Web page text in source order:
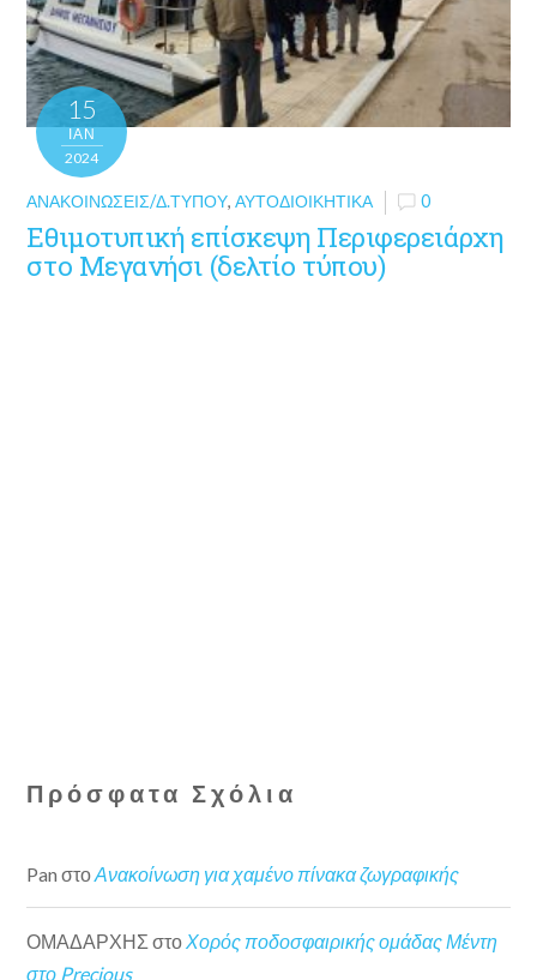
15
ΙΑΝ
2024
ΑΝΑΚΟΙΝΏΣΕΙΣ/Δ.ΤΎΠΟΥ,ΑΥΤΟΔΙΟΙΚΗΤΙΚΆ 0
Εθιμοτυπική επίσκεψη Περιφερειάρχη
στο Μεγανήσι (δελτίο τύπου)
Πρόσφατα Σχόλια
Pan στοΑνακοίνωση για χαμένο πίνακα ζωγραφικής
ΟΜΑΔΑΡΧΗΣ στο Χορός ποδοσφαιρικής ομάδας Μέντη
στο Precious